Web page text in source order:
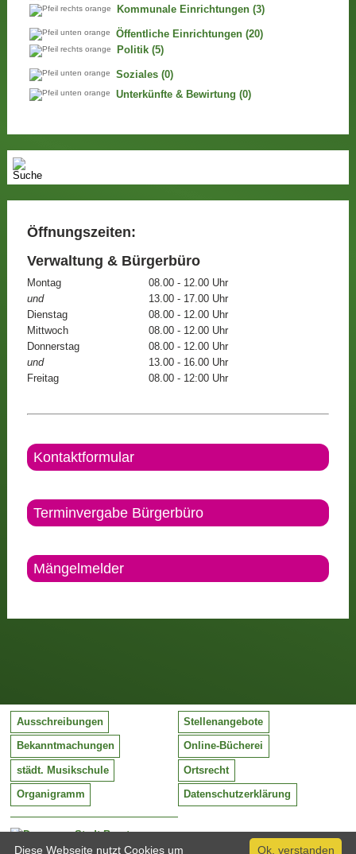
Kommunale Einrichtungen (3)
Öffentliche Einrichtungen (20)
Politik (5)
Soziales (0)
Unterkünfte & Bewirtung (0)
Öffnungszeiten:
Verwaltung & Bürgerbüro
Montag
08.00 - 12.00 Uhr
und
13.00 - 17.00 Uhr
Dienstag
08.00 - 12.00 Uhr
Mittwoch
08.00 - 12.00 Uhr
Donnerstag
08.00 - 12.00 Uhr
und
13.00 - 16.00 Uhr
Freitag
08.00 - 12:00 Uhr
Kontaktformular
Terminvergabe Bürgerbüro
Mängelmelder
Stadt Barntrup
Mittelstraße 38
Ausschreibungen Stellenangebote
Bekanntmachungen Online-Bücherei
städt. Musikschule Ortsrecht
Organigramm Datenschutzerklärung
Ok, verstanden
Diese Webseite nutzt Cookies um